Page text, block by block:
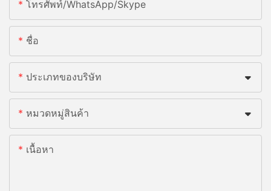
โทรศัพท์/WhatsApp/Skype
ชื่อ
ประเภทของบริษัท
หมวดหมู่สินค้า
เนื้อหา